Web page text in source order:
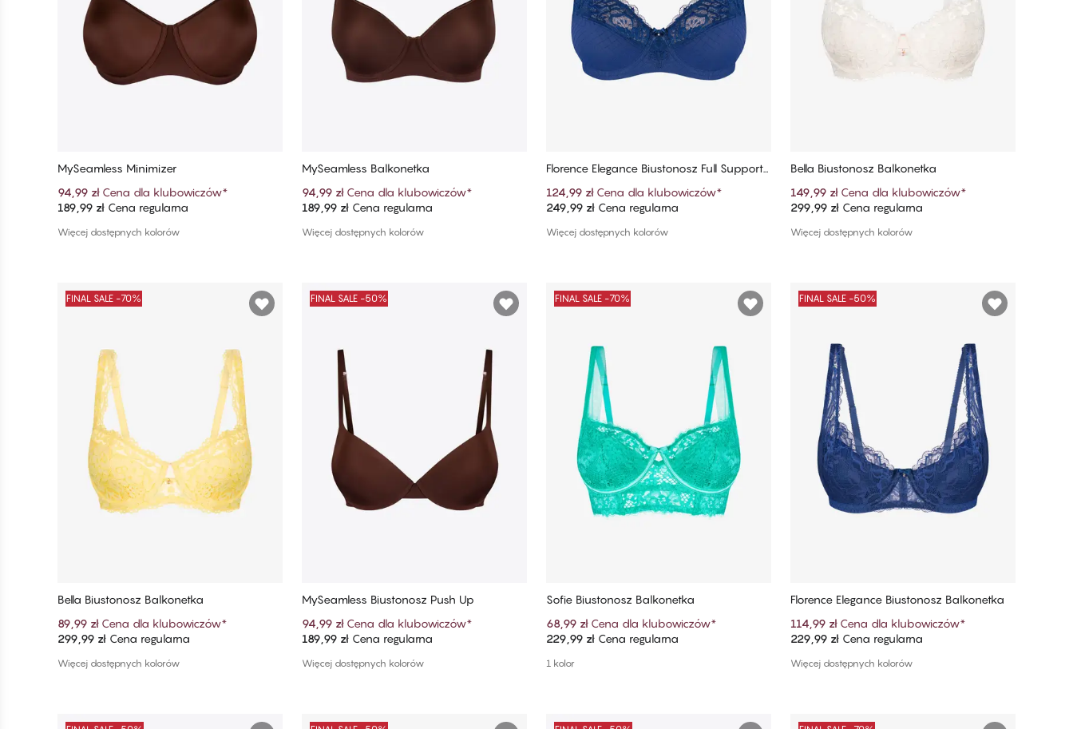
Dodaj do koszyka
MySeamless Minimizer
94,99 zł Cena dla klubowiczów*
189,99 zł Cena regularna
Więcej dostępnych kolorów
Dodaj do koszyka
MySeamless Balkonetka
94,99 zł Cena dla klubowiczów*
189,99 zł Cena regularna
Więcej dostępnych kolorów
Dodaj do koszyka
Florence Elegance Biustonosz Full Support F
124,99 zł Cena dla klubowiczów*
249,99 zł Cena regularna
Więcej dostępnych kolorów
Dodaj do koszyka
Bella Biustonosz Balkonetka
149,99 zł Cena dla klubowiczów*
299,99 zł Cena regularna
Więcej dostępnych kolorów
Dodaj do koszyka
FINAL SALE -70%
Bella Biustonosz Balkonetka
89,99 zł Cena dla klubowiczów*
299,99 zł Cena regularna
Więcej dostępnych kolorów
Dodaj do koszyka
FINAL SALE -50%
MySeamless Biustonosz Push Up
94,99 zł Cena dla klubowiczów*
189,99 zł Cena regularna
Więcej dostępnych kolorów
Dodaj do koszyka
FINAL SALE -70%
Sofie Biustonosz Balkonetka
68,99 zł Cena dla klubowiczów*
229,99 zł Cena regularna
1 kolor
Dodaj do koszyka
FINAL SALE -50%
Florence Elegance Biustonosz Balkonetka
114,99 zł Cena dla klubowiczów*
229,99 zł Cena regularna
Więcej dostępnych kolorów